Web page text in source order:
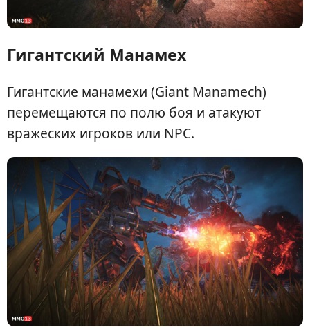
Гигантский Манамех
Гигантские манамехи (Giant Manamech)
перемещаются по полю боя и атакуют
вражеских игроков или NPC.